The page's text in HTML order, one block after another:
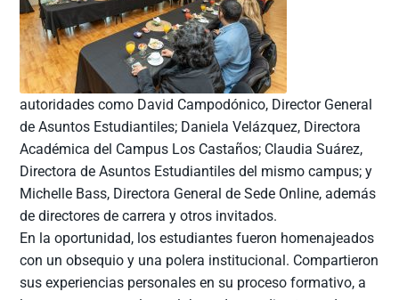
autoridades como David Campodónico, Director General
de Asuntos Estudiantiles; Daniela Velázquez, Directora
Académica del Campus Los Castaños; Claudia Suárez,
Directora de Asuntos Estudiantiles del mismo campus; y
Michelle Bass, Directora General de Sede Online, además
de directores de carrera y otros invitados.
En la oportunidad, los estudiantes fueron homenajeados
con un obsequio y una polera institucional. Compartieron
sus experiencias personales en su proceso formativo, a